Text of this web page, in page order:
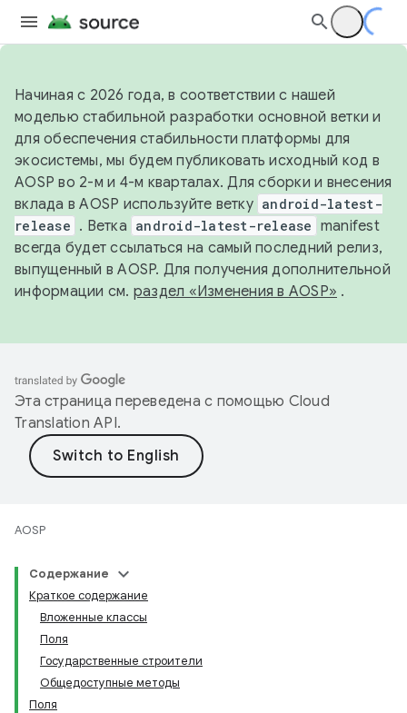
Начиная с 2026 года, в соответствии с нашей
моделью стабильной разработки основной ветки и
для обеспечения стабильности платформы для
экосистемы, мы будем публиковать исходный код в
AOSP во 2-м и 4-м кварталах. Для сборки и внесения
вклада в AOSP используйте ветку android-latest-
release . Ветка android-latest-release manifest
всегда будет ссылаться на самый последний релиз,
выпущенный в AOSP. Для получения дополнительной
информации см. раздел «Изменения в AOSP» .
Эта страница переведена с помощью Cloud
Translation API.
AOSP
Содержание
Краткое содержание
Вложенные классы
Поля
Государственные строители
Общедоступные методы
Поля